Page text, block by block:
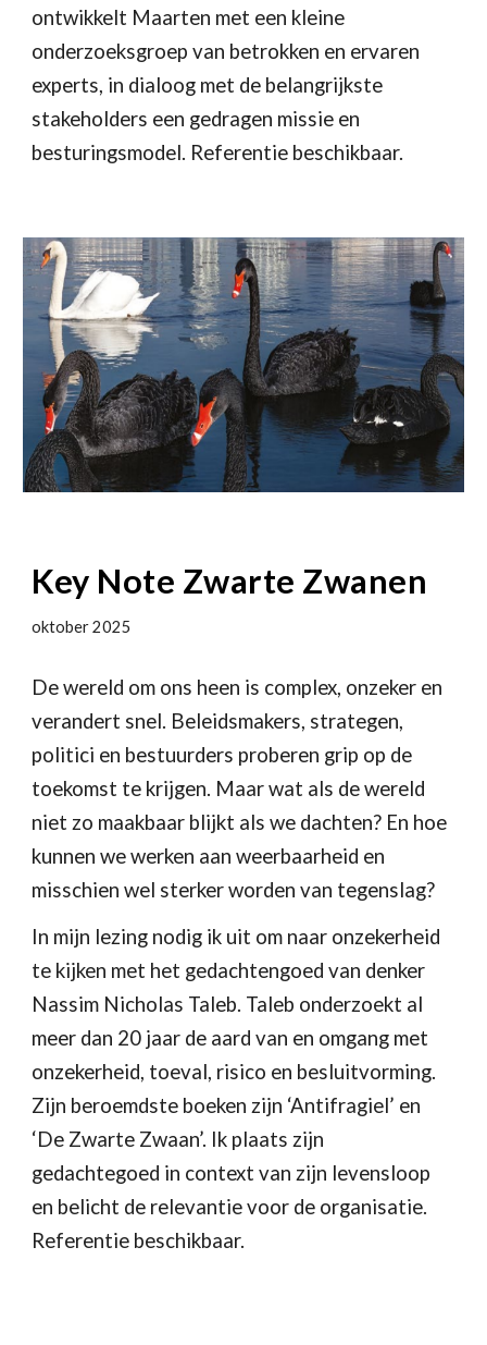
ontwikkelt Maarten met een kleine
onderzoeksgroep van betrokken en ervaren
experts, in dialoog met de belangrijkste
stakeholders een gedragen missie en
besturingsmodel. Referentie beschikbaar.
Key Note Zwarte Zwanen
oktober 2025
De wereld om ons heen is complex, onzeker en
verandert snel. Beleidsmakers, strategen,
politici en bestuurders proberen grip op de
toekomst te krijgen. Maar wat als de wereld
niet zo maakbaar blijkt als we dachten? En hoe
kunnen we werken aan weerbaarheid en
misschien wel sterker worden van tegenslag?
In mijn lezing nodig ik uit om naar onzekerheid
te kijken met het gedachtengoed van denker
Nassim Nicholas Taleb. Taleb onderzoekt al
meer dan 20 jaar de aard van en omgang met
onzekerheid, toeval, risico en besluitvorming.
Zijn beroemdste boeken zijn ‘Antifragiel’ en
‘De Zwarte Zwaan’. Ik plaats zijn
gedachtegoed in context van zijn levensloop
en belicht de relevantie voor de organisatie.
Referentie beschikbaar.